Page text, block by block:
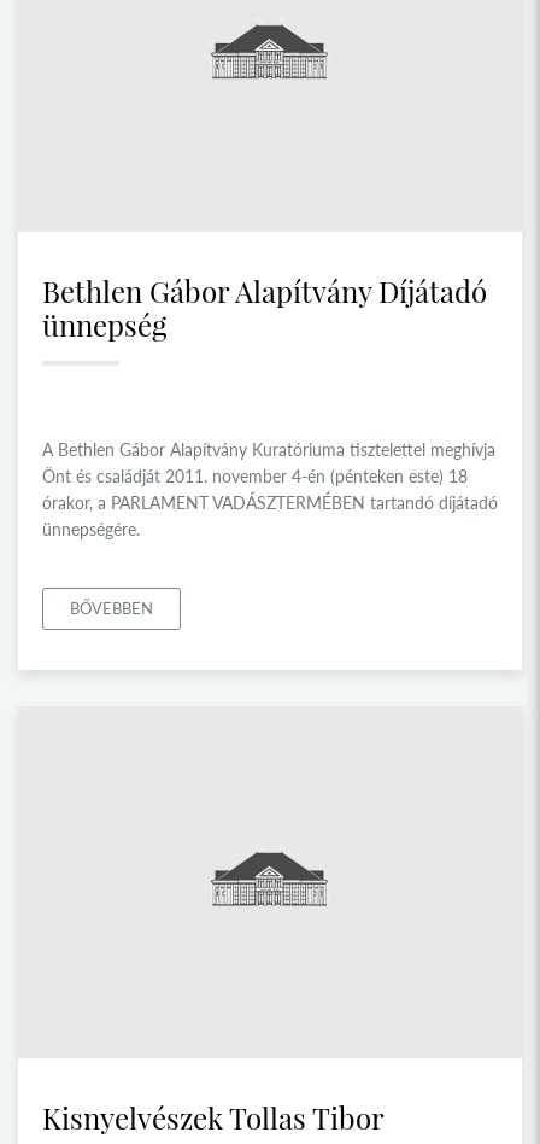
Bethlen Gábor Alapítvány Díjátadó
ünnepség
A Bethlen Gábor Alapítvány Kuratóriuma tisztelettel meghívja
Önt és családját 2011. november 4-én (pénteken este) 18
órakor, a PARLAMENT VADÁSZTERMÉBEN tartandó díjátadó
ünnepségére.
BŐVEBBEN
Kisnyelvészek Tollas Tibor